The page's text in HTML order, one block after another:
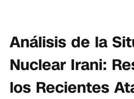
Análisis de la
Nuclear Irani:
los Recientes